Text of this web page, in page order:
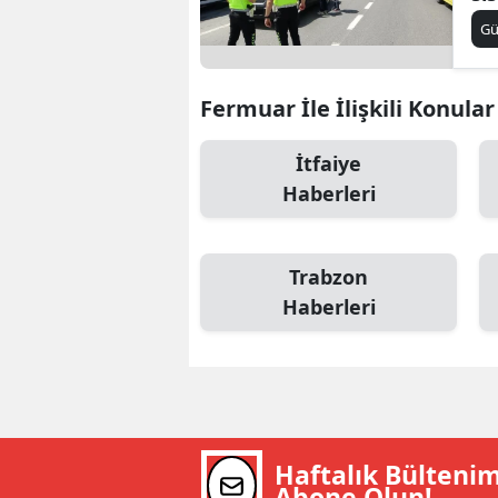
Fermuar İle İlişkili Konular
İtfaiye
Haberleri
Trabzon
Haberleri
Haftalık